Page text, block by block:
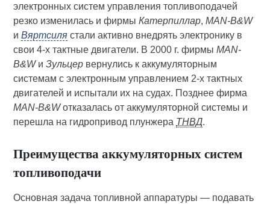
электронных систем управления топливоподачей
резко изменилась и фирмыКатерпиллар,MAN-B&W
иВяртсиля стали активно внедрять электронику в
свои 4-х тактные двигатели. В 2000 г. фирмыMAN-
B&WиЗульцер вернулись к аккумуляторным
системам с электронным управлением 2-х тактных
двигателей и испытали их на судах. Позднее фирма
MAN-B&Wотказалась от аккумуляторной системы и
перешла на гидропривод плунжера ТНВД.
Преимущества аккумуляторных систем
топливоподачи
Основная задача топливной аппаратуры — подавать